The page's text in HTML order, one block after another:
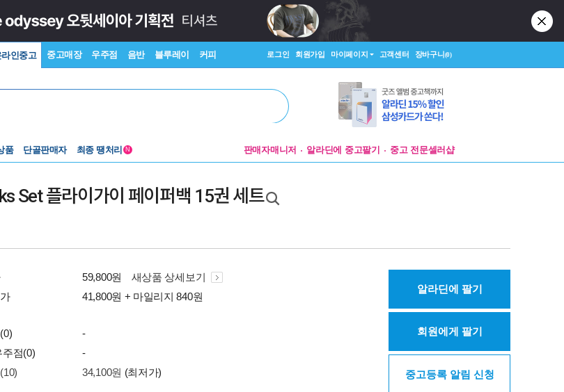
라인중고 중고매장 우주점 음반 블루레이 커피 로그인 회원가입 마이페이지 고객센터 장바구니(0)
품 단골판매자 최종 땡처리 N 판매자매니저 알라딘에 중고팔기 중고 전문셀러샵
Set 플라이가이 페이퍼백 15권 세트
59,800원
새상품 상세보기
41,800원 + 마일리지 840원
-
주점(0)
-
34,100원 (최저가)
알라딘에 팔기
회원에게 팔기
중고등록 알림 신청